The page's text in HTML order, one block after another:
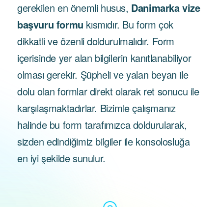
gerekilen en önemli husus, Danimarka vize
başvuru formu kısmıdır. Bu form çok
dikkatli ve özenli doldurulmalıdır. Form
içerisinde yer alan bilgilerin kanıtlanabiliyor
olması gerekir. Şüpheli ve yalan beyan ile
dolu olan formlar direkt olarak ret sonucu ile
karşılaşmaktadırlar. Bizimle çalışmanız
halinde bu form tarafımızca doldurularak,
sizden edindiğimiz bilgiler ile konsolosluğa
en iyi şekilde sunulur.